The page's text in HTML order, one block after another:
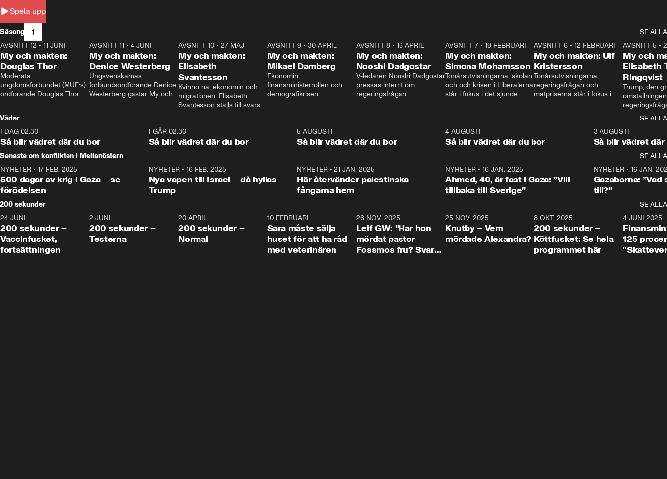
Spela upp
Säsong 1
SE ALLA
26:27
AVSNITT 12 • 11 JUNI
My och makten:
Douglas Thor
Moderata
ungdomsförbundet (MUF:s)
ordförande Douglas Thor
tonårsutvisningarna och hur
Moderaterna ska locka
väljare till valet i höst.
23:40
AVSNITT 11 •4 JUNI
My och makten:
Denice Westerberg
Ungsvenskarnas
förbundsordförande Denice
Westerberg gästar My och
AVSNITT 10 •27 MAJ
My och makten:
Elisabeth
Svantesson
Kvinnorna, ekonomin och
migrationen. Elisabeth
Svantesson ställs till svars
AVSNITT 9• 30 APRIL
My och makten:
Mikael Damberg
Ekonomin,
finansministerrollen och
demografikrisen.
och Makten.
AVSNITT 8• 16 APRIL
My och makten:
Nooshi Dadgostar
V-ledaren Nooshi Dadgostar
pressas internt om
regeringsfrågan.
– Vi ställer upp i val. Ska vi
vara med så sitter vi förstås
24:30
AVSNITT 7• 19 FEBRUARI
My och makten:
Simona Mohamsson
Tonårsutvisningarna, skolan
och och krisen i Liberalerna
står i fokus i det sjunde
kommentator My
Rohwedder ställer
utbildnings- och
Mohamsson till svars.
27:30
AVSNITT 6 •12 FEBRUARI
My och makten: Ulf
Kristersson
Tonårsutvisningarna,
regeringsfrågan och
matpriserna står i fokus i
Rohwedder ställer
statsminister Ulf Kristersson
AVSNITT 5 •
My och
Elisabeth
Ringqvist
Trump, den
centrum i
avsnittet av
Makten”. Se
Aftonbladets
Rohwedder
Thand Ring
Väder
SE ALLA
I DAG 02:30
Så blir vädret där du bor
1:06
I GÅR 02:30
Så blir vädret där du bor
5 AUGUSTI
Så blir vädret där du bor
4 AUGUSTI
Så blir vädret där du bor
3 AUGUSTI
Så blir vädret där
Senaste om konflikten i Mellanöstern
SE ALLA
NYHETER • 17 FEB. 2025
500 dagar av krig i Gaza – se
förödelsen
NYHETER• 16 FEB. 2025
Nya vapen till Israel – då hyllas
Trump
NYHETER •21 JAN. 2025
Här återvänder palestinska
fångarna hem
NYHETER• 16 JAN. 2025
Ahmed, 40, är fast i Gaza: ”Vill
tillbaka till Sverige”
NYHETER• 16 JAN.
Gazaborna:
till?”
200 sekunder
SE ALLA
5:00
24 JUNI
200 sekunder –
Vaccinfusket,
fortsättningen
4:23
2 JUNI
200 sekunder –
Testerna
20 APRIL
200 sekunder –
Normal
10 FEBRUARI
Sara måste sälja
huset för att ha råd
med veterinären
26 NOV. 2025
Leif GW: ”Har hon
mördat pastor
Fossmos fru? Svar
31:05
25 NOV. 2025
Knutby – Vem
mördade Alexandra?
4:29
8 OKT. 2025
200 sekunder –
Köttfusket: Se hela
programmet här
4 JUNI 2025
125